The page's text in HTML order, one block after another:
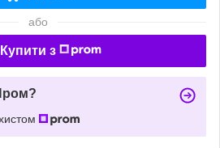
або
Купити з